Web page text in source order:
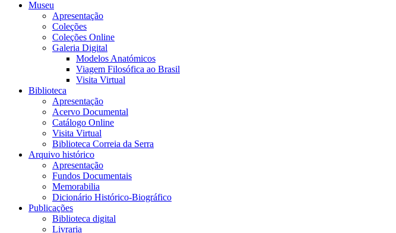
Museu
Apresentação
Coleções
Coleções Online
Galeria Digital
Modelos Anatómicos
Viagem Filosófica ao Brasil
Visita Virtual
Biblioteca
Apresentação
Acervo Documental
Catálogo Online
Visita Virtual
Biblioteca Correia da Serra
Arquivo histórico
Apresentação
Fundos Documentais
Memorabilia
Dicionário Histórico-Biográfico
Publicações
Biblioteca digital
Livraria